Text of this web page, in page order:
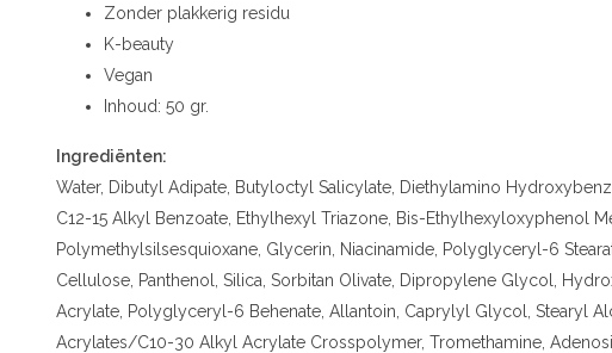
Zonder plakkerig residu
K-beauty
Vegan
Inhoud: 50 gr.
Ingrediënten:
Water, Dibutyl Adipate, Butyloctyl Salicylate, Diethylamino
C12-15 Alkyl Benzoate, Ethylhexyl Triazone, Bis-Ethylhexyloxyphenol
Polymethylsilsesquioxane, Glycerin, Niacinamide, Polyglyceryl-6
Cellulose, Panthenol, Silica, Sorbitan Olivate, Dipropylene Glycol,
Acrylate, Polyglyceryl-6 Behenate, Allantoin, Caprylyl Glycol, Stearyl
Acrylates/C10-30 Alkyl Acrylate Crosspolymer, Tromethamine,